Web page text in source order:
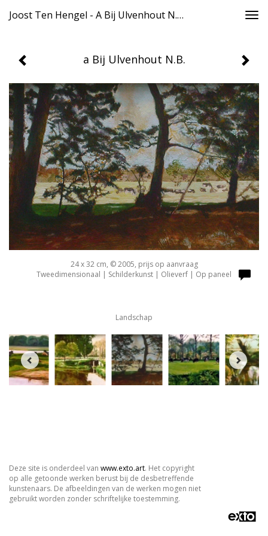
Joost Ten Hengel - A Bij Ulvenhout N.B.
a Bij Ulvenhout N.B.
24 x 32 cm, © 2005, prijs op aanvraag
Tweedimensionaal | Schilderkunst | Olieverf | Op paneel
Landschap
Deze site is onderdeel van www.exto.art. Het copyright
op alle getoonde werken berust bij de desbetreffende
kunstenaars. De afbeeldingen van de werken mogen niet
gebruikt worden zonder schriftelijke toestemming.